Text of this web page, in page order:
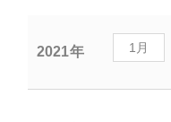
2021年 1月